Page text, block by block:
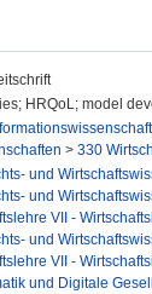
HRQoL; model
> 330
und
und
VII -
und
VII -
und Digitale